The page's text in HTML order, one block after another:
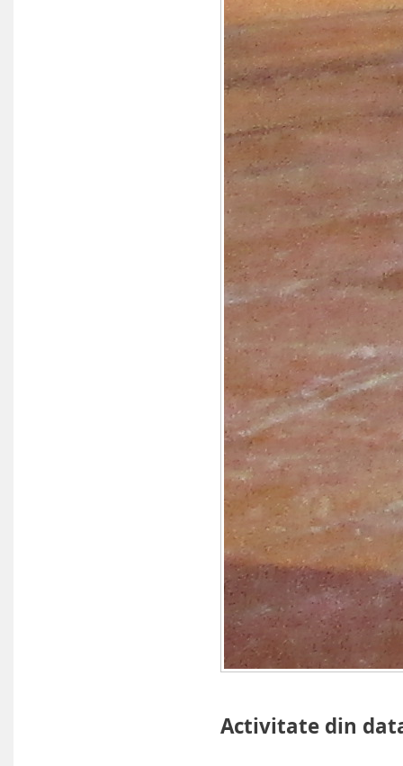
Activitate din